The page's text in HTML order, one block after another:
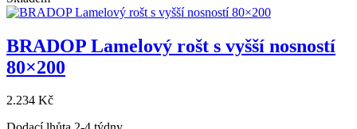
BRADOP Lamelový rošt s vyšší nosností
80×200
2.234 Kč